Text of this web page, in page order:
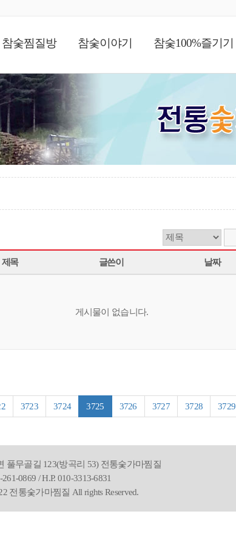
참숯찜질방 참숯이야기 참숯100%즐기기
제목 글쓴이 날짜
게시물이 없습니다.
3723 3724 3725 3726 3727 3728 3729
풀무골길 123(방곡리 53) 전통숯가마찜질
261-0869 / H.P. 010-3313-6831
전통숯가마찜질 All rights Reserved.